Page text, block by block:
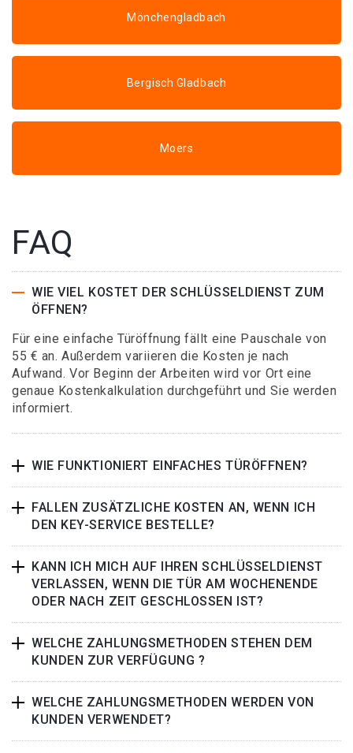
Mönchengladbach
Bergisch Gladbach
Moers
FAQ
WIE VIEL KOSTET DER SCHLÜSSELDIENST ZUM
ÖFFNEN?
Für eine einfache Türöffnung fällt eine Pauschale von
55 € an. Außerdem variieren die Kosten je nach
Aufwand. Vor Beginn der Arbeiten wird vor Ort eine
genaue Kostenkalkulation durchgeführt und Sie werden
informiert.
WIE FUNKTIONIERT EINFACHES TÜRÖFFNEN?
FALLEN ZUSÄTZLICHE KOSTEN AN, WENN ICH
DEN KEY-SERVICE BESTELLE?
KANN ICH MICH AUF IHREN SCHLÜSSELDIENST
VERLASSEN, WENN DIE TÜR AM WOCHENENDE
ODER NACH ZEIT GESCHLOSSEN IST?
WELCHE ZAHLUNGSMETHODEN STEHEN DEM
KUNDEN ZUR VERFÜGUNG ?
WELCHE ZAHLUNGSMETHODEN WERDEN VON
KUNDEN VERWENDET?